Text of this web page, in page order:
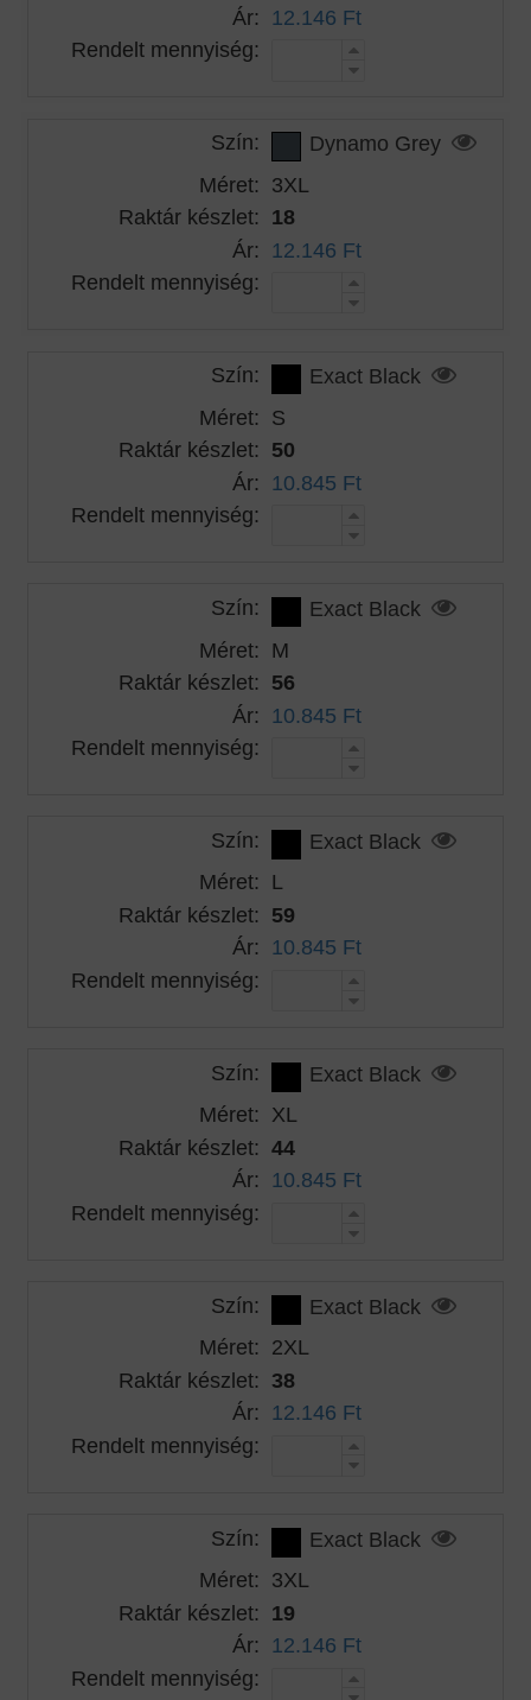
Ár: 12.146 Ft
Rendelt mennyiség:
Szín:
Dynamo Grey
Méret: 3XL
Raktár készlet: 18
Ár: 12.146 Ft
Rendelt mennyiség:
Szín:
Exact Black
Méret: S
Raktár készlet: 50
Ár: 10.845 Ft
Rendelt mennyiség:
Szín:
Exact Black
Méret: M
Raktár készlet: 56
Ár:
10.845 Ft
Rendelt mennyiség:
Szín:
Exact Black
Méret: L
Raktár készlet: 59
Ár: 10.845 Ft
Rendelt mennyiség:
Szín:
Exact Black
Méret: XL
Raktár készlet: 44
Ár: 10.845 Ft
Rendelt mennyiség:
Szín:
Exact Black
Méret: 2XL
Raktár készlet: 38
Ár: 12.146 Ft
Rendelt mennyiség:
Szín:
Exact Black
Méret: 3XL
Raktár készlet: 19
Ár: 12.146 Ft
Rendelt mennyiség: